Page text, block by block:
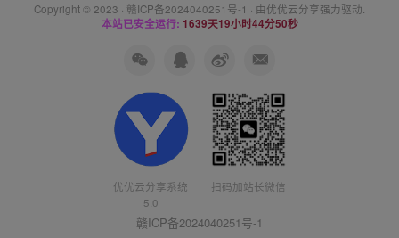
Copyright © 2023 · 赣ICP备2024040251号-1 · 由优优云分享强力驱动.
本站已安全运行: 1639天19小时44分50秒
优优云分享系统
5.0
扫码加站长微信
赣ICP备2024040251号-1